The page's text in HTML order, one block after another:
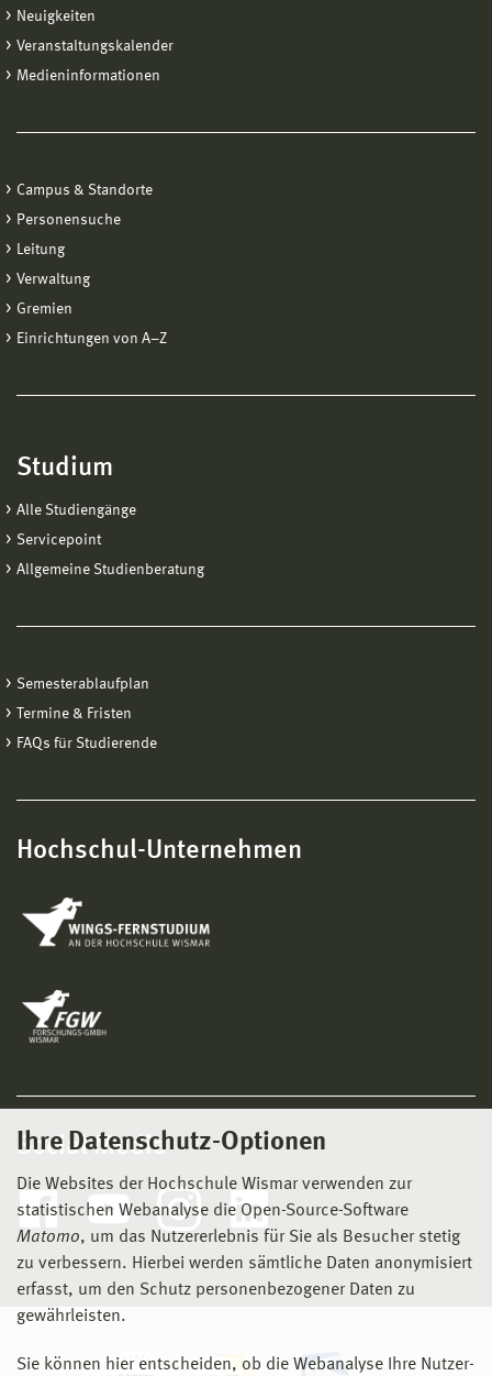
Ihre Datenschutz-Optionen
Die Websites der Hochschule Wismar verwenden zur
statistischen Webanalyse die Open-Source-Software
Matomo, um das Nutzererlebnis für Sie als Besucher stetig
zu verbessern. Hierbei werden sämtliche Daten anonymisiert
erfasst, um den Schutz personenbezogener Daten zu
gewährleisten.
Sie können hier entscheiden, ob die Webanalyse Ihre Nutzer-
Neuigkeiten
Veranstaltungskalender
Medieninformationen
Campus & Standorte
Personensuche
Leitung
Verwaltung
Gremien
Einrichtungen von A−Z
Studium
Alle Studiengänge
Servicepoint
Allgemeine Studienberatung
Semesterablaufplan
Termine & Fristen
FAQs für Studierende
Hochschul-Unternehmen
Social Media